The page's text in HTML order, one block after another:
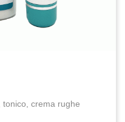
crema rughe